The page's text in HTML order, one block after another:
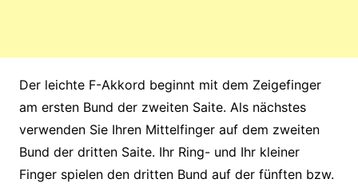
Der leichte F-Akkord beginnt mit dem Zeigefinger
am ersten Bund der zweiten Saite. Als nächstes
verwenden Sie Ihren Mittelfinger auf dem zweiten
Bund der dritten Saite. Ihr Ring- und Ihr kleiner
Finger spielen den dritten Bund auf der fünften bzw.